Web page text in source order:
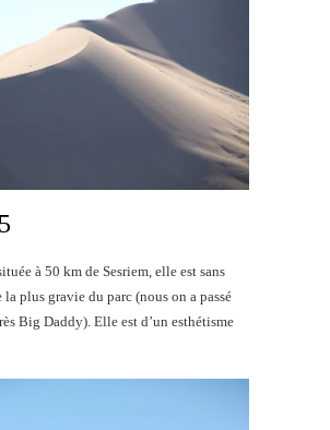
à 50 km de Sesriem, elle est sans
plus gravie du parc (nous on a passé
Big Daddy). Elle est d’un esthétisme